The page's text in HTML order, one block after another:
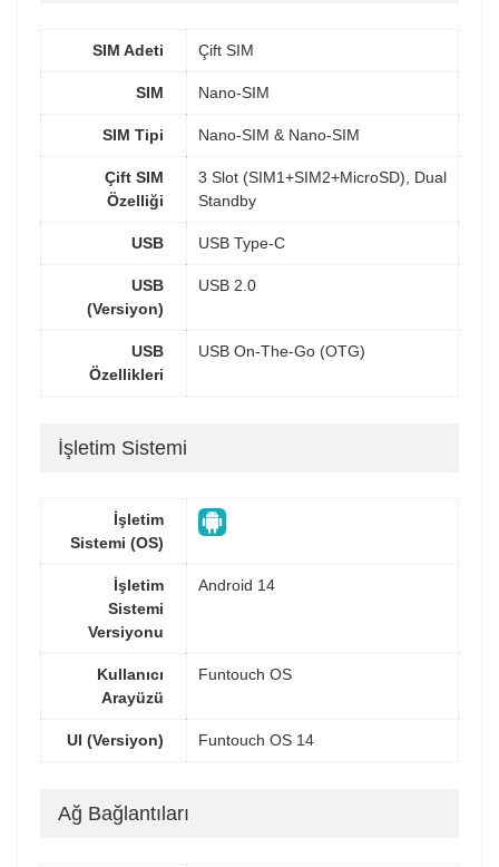
SIM Adeti Çift SIM
SIM Nano-SIM
SIM Tipi Nano-SIM & Nano-SIM
Çift SIM
Özelliği
3 Slot (SIM1+SIM2+MicroSD), Dual
Standby
USB USB Type-C
USB
(Versiyon)
USB 2.0
USB
Özellikleri
USB On-The-Go (OTG)
İşletim Sistemi
İşletim
Sistemi (OS)
İşletim
Sistemi
Versiyonu
Android 14
Kullanıcı
Arayüzü
Funtouch OS
UI (Versiyon) Funtouch OS 14
Ağ Bağlantıları